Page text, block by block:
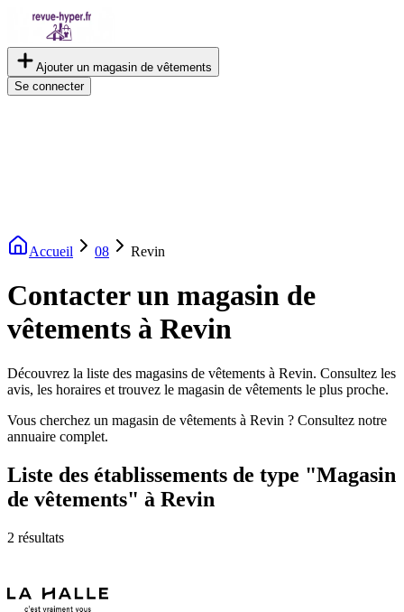
Ajouter un magasin de vêtements
Se connecter
Accueil 08 Revin
Contacter un magasin de
vêtements à Revin
Découvrez la liste des magasins de vêtements à Revin. Consultez les
avis, les horaires et trouvez le magasin de vêtements le plus proche.
Vous cherchez un magasin de vêtements à Revin ? Consultez notre
annuaire complet.
Liste des établissements de type "Magasin
de vêtements" à Revin
2 résultats